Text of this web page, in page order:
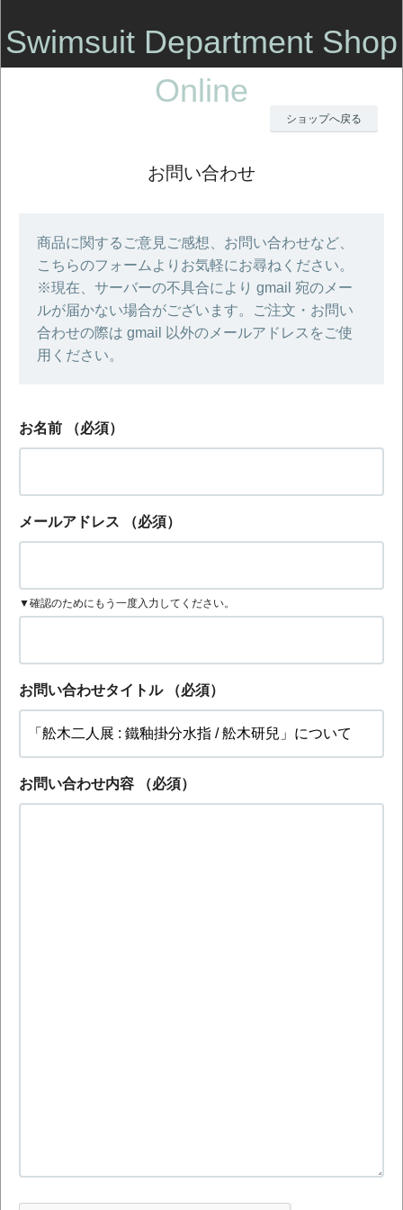
Swimsuit Department Shop
Online
ショップへ戻る
お問い合わせ
商品に関するご意見ご感想、お問い合わせなど、
こちらのフォームよりお気軽にお尋ねください。
※現在、サーバーの不具合により gmail 宛のメー
ルが届かない場合がございます。ご注文・お問い
合わせの際は gmail 以外のメールアドレスをご使
用ください。
お名前 （必須）
メールアドレス （必須）
▼確認のためにもう一度入力してください。
お問い合わせタイトル （必須）
お問い合わせ内容 （必須）